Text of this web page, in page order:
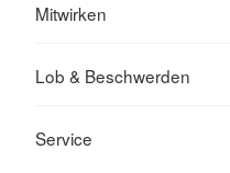
Mitwirken
Lob & Beschwerden
Service